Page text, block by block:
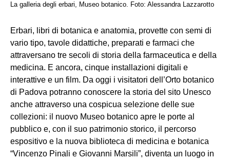
La galleria degli erbari, Museo botanico. Foto: Alessandra Lazzarotto
Erbari, libri di botanica e anatomia, provette con semi di
vario tipo, tavole didattiche, preparati e farmaci che
attraversano tre secoli di storia della farmaceutica e della
medicina. E ancora, cinque installazioni digitali e
interattive e un film. Da oggi i visitatori dell’Orto botanico
di Padova potranno conoscere la storia del sito Unesco
anche attraverso una cospicua selezione delle sue
collezioni: il nuovo Museo botanico apre le porte al
pubblico e, con il suo patrimonio storico, il percorso
espositivo e la nuova biblioteca di medicina e botanica
“Vincenzo Pinali e Giovanni Marsili”, diventa un luogo in